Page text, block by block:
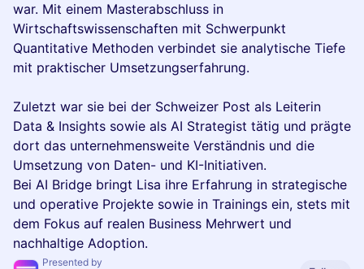
war. Mit einem Masterabschluss in
Wirtschaftswissenschaften mit Schwerpunkt
Quantitative Methoden verbindet sie analytische Tiefe
mit praktischer Umsetzungserfahrung.
Zuletzt war sie bei der Schweizer Post als Leiterin
Data & Insights sowie als AI Strategist tätig und prägte
dort das unternehmensweite Verständnis und die
Umsetzung von Daten- und KI-Initiativen.
Bei AI Bridge bringt Lisa ihre Erfahrung in strategische
und operative Projekte sowie in Trainings ein, stets mit
dem Fokus auf realen Business Mehrwert und
nachhaltige Adoption.
Presented by